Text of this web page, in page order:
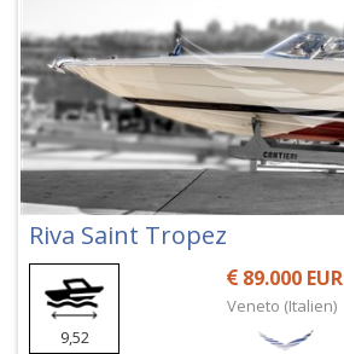
Riva Saint Tropez
9,52
89.000 EUR
Veneto (Italien)